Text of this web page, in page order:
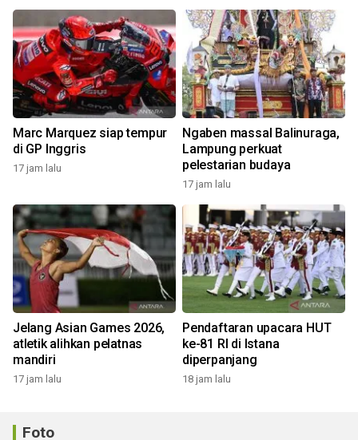
Marc Marquez siap tempur
di GP Inggris
17 jam lalu
Ngaben massal Balinuraga,
Lampung perkuat
pelestarian budaya
17 jam lalu
Jelang Asian Games 2026,
atletik alihkan pelatnas
mandiri
17 jam lalu
Pendaftaran upacara HUT
ke-81 RI di Istana
diperpanjang
18 jam lalu
Foto